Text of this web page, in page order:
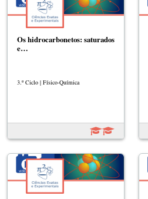
Os hidrocarbonetos: saturados
e…
3.º Ciclo | Físico-Química